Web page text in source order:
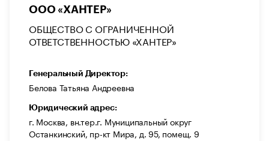
ООО «ХАНТЕР»
ОБЩЕСТВО С ОГРАНИЧЕННОЙ
ОТВЕТСТВЕННОСТЬЮ «ХАНТЕР»
Генеральный Директор:
Белова Татьяна Андреевна
Юридический адрес:
г. Москва, вн.тер.г. Муниципальный округ
Останкинский, пр-кт Мира, д. 95, помещ. 9